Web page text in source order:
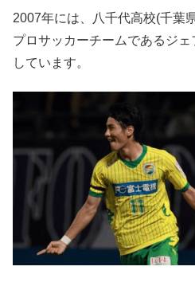
2007年には、八千代高校(千葉
プロサッカーチームであるジ
しています。